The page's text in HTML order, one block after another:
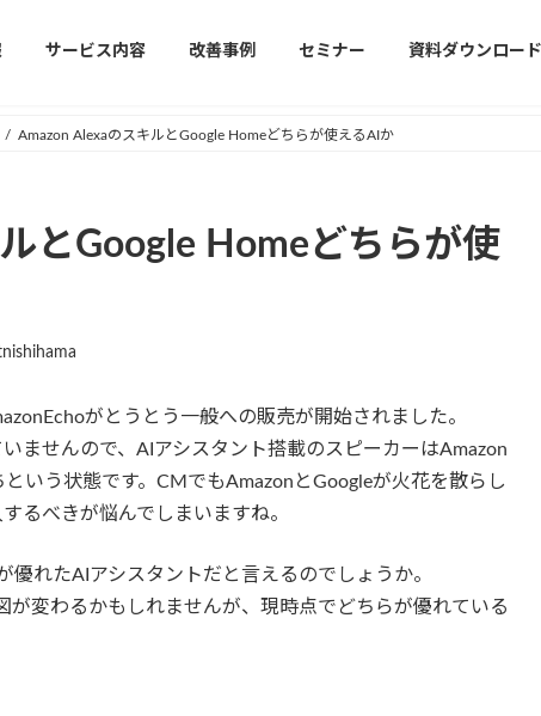
サービス内容 改善事例 セミナー 資料ダウンロード
Amazon AlexaのスキルとGoogle Homeどちらが使えるAIか
とGoogle Homeどちらが使
がとうとう一般への販売が開始されました。
ませんので、AIアシスタント搭載のスピーカーはAmazon
いう状態です。CMでもAmazonとGoogleが火花を散らし
るべきが悩んでしまいますね。
優れたAIアシスタントだと言えるのでしょうか。
が変わるかもしれませんが、現時点でどちらが優れている